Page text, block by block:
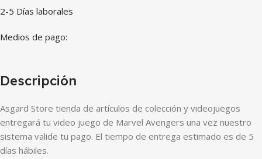
2-5 Días laborales
Medios de pago:
Descripción
Asgard Store tienda de artículos de colección y videojuegos
entregará tu video juego de Marvel Avengers una vez nuestro
sistema valide tu pago. El tiempo de entrega estimado es de 5
días hábiles.